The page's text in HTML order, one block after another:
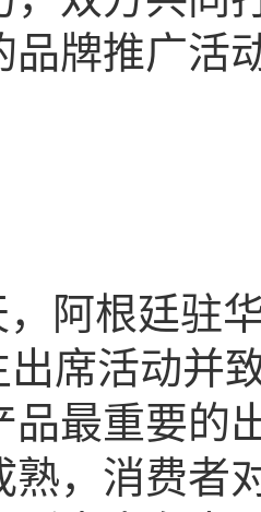
品牌推广活
阿根廷驻
出席活动并
品最重要的
熟，消费者